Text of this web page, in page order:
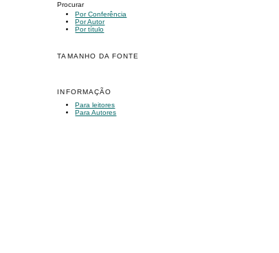
Procurar
Por Conferência
Por Autor
Por título
TAMANHO DA FONTE
INFORMAÇÃO
Para leitores
Para Autores